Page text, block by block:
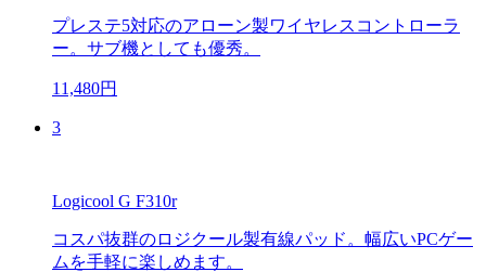
プレステ5対応のアローン製ワイヤレスコントローラ
ー。サブ機としても優秀。
11,480円
3
Logicool G F310r
コスパ抜群のロジクール製有線パッド。幅広いPCゲー
ムを手軽に楽しめます。